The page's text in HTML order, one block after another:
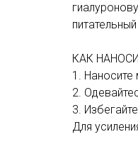
КАК
1.
2.
3.
Для